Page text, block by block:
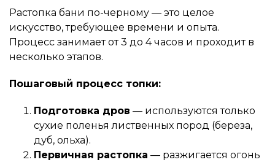
Растопка бани по-черному — это целое
искусство, требующее времени и опыта.
Процесс занимает от 3 до 4 часов и проходит в
несколько этапов.
Пошаговый процесс топки:
Подготовка дров — используются только
сухие поленья лиственных пород (береза,
дуб, ольха).
Первичная растопка — разжигается огонь